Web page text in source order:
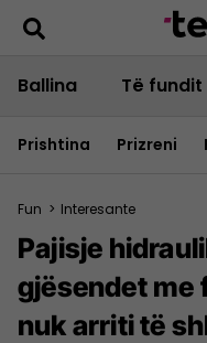
Ballina Të fundit
Prishtina Prizreni
Fun > Interesante
Pajisje
gjësendet me
nuk arriti të